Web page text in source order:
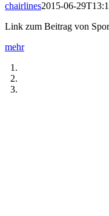
chairlines2015-06-
Link zum Beitrag von
mehr